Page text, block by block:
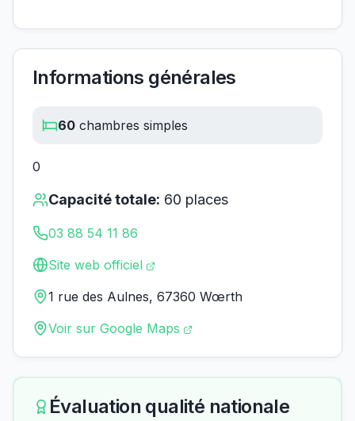
Informations générales
60 chambres simples
0
Capacité totale: 60 places
03 88 54 11 86
Site web officiel
1 rue des Aulnes, 67360 Wœrth
Voir sur Google Maps
Évaluation qualité nationale